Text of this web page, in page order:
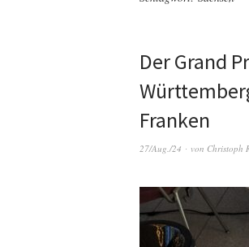
Der Grand
Franken
27/Aug./24 von Christoph